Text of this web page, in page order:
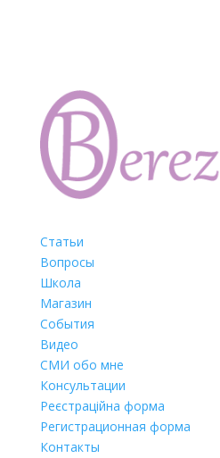
Статьи
Вопросы
Школа
Магазин
События
Видео
СМИ обо мне
Консультации
Реєстраційна форма
Регистрационная форма
Контакты